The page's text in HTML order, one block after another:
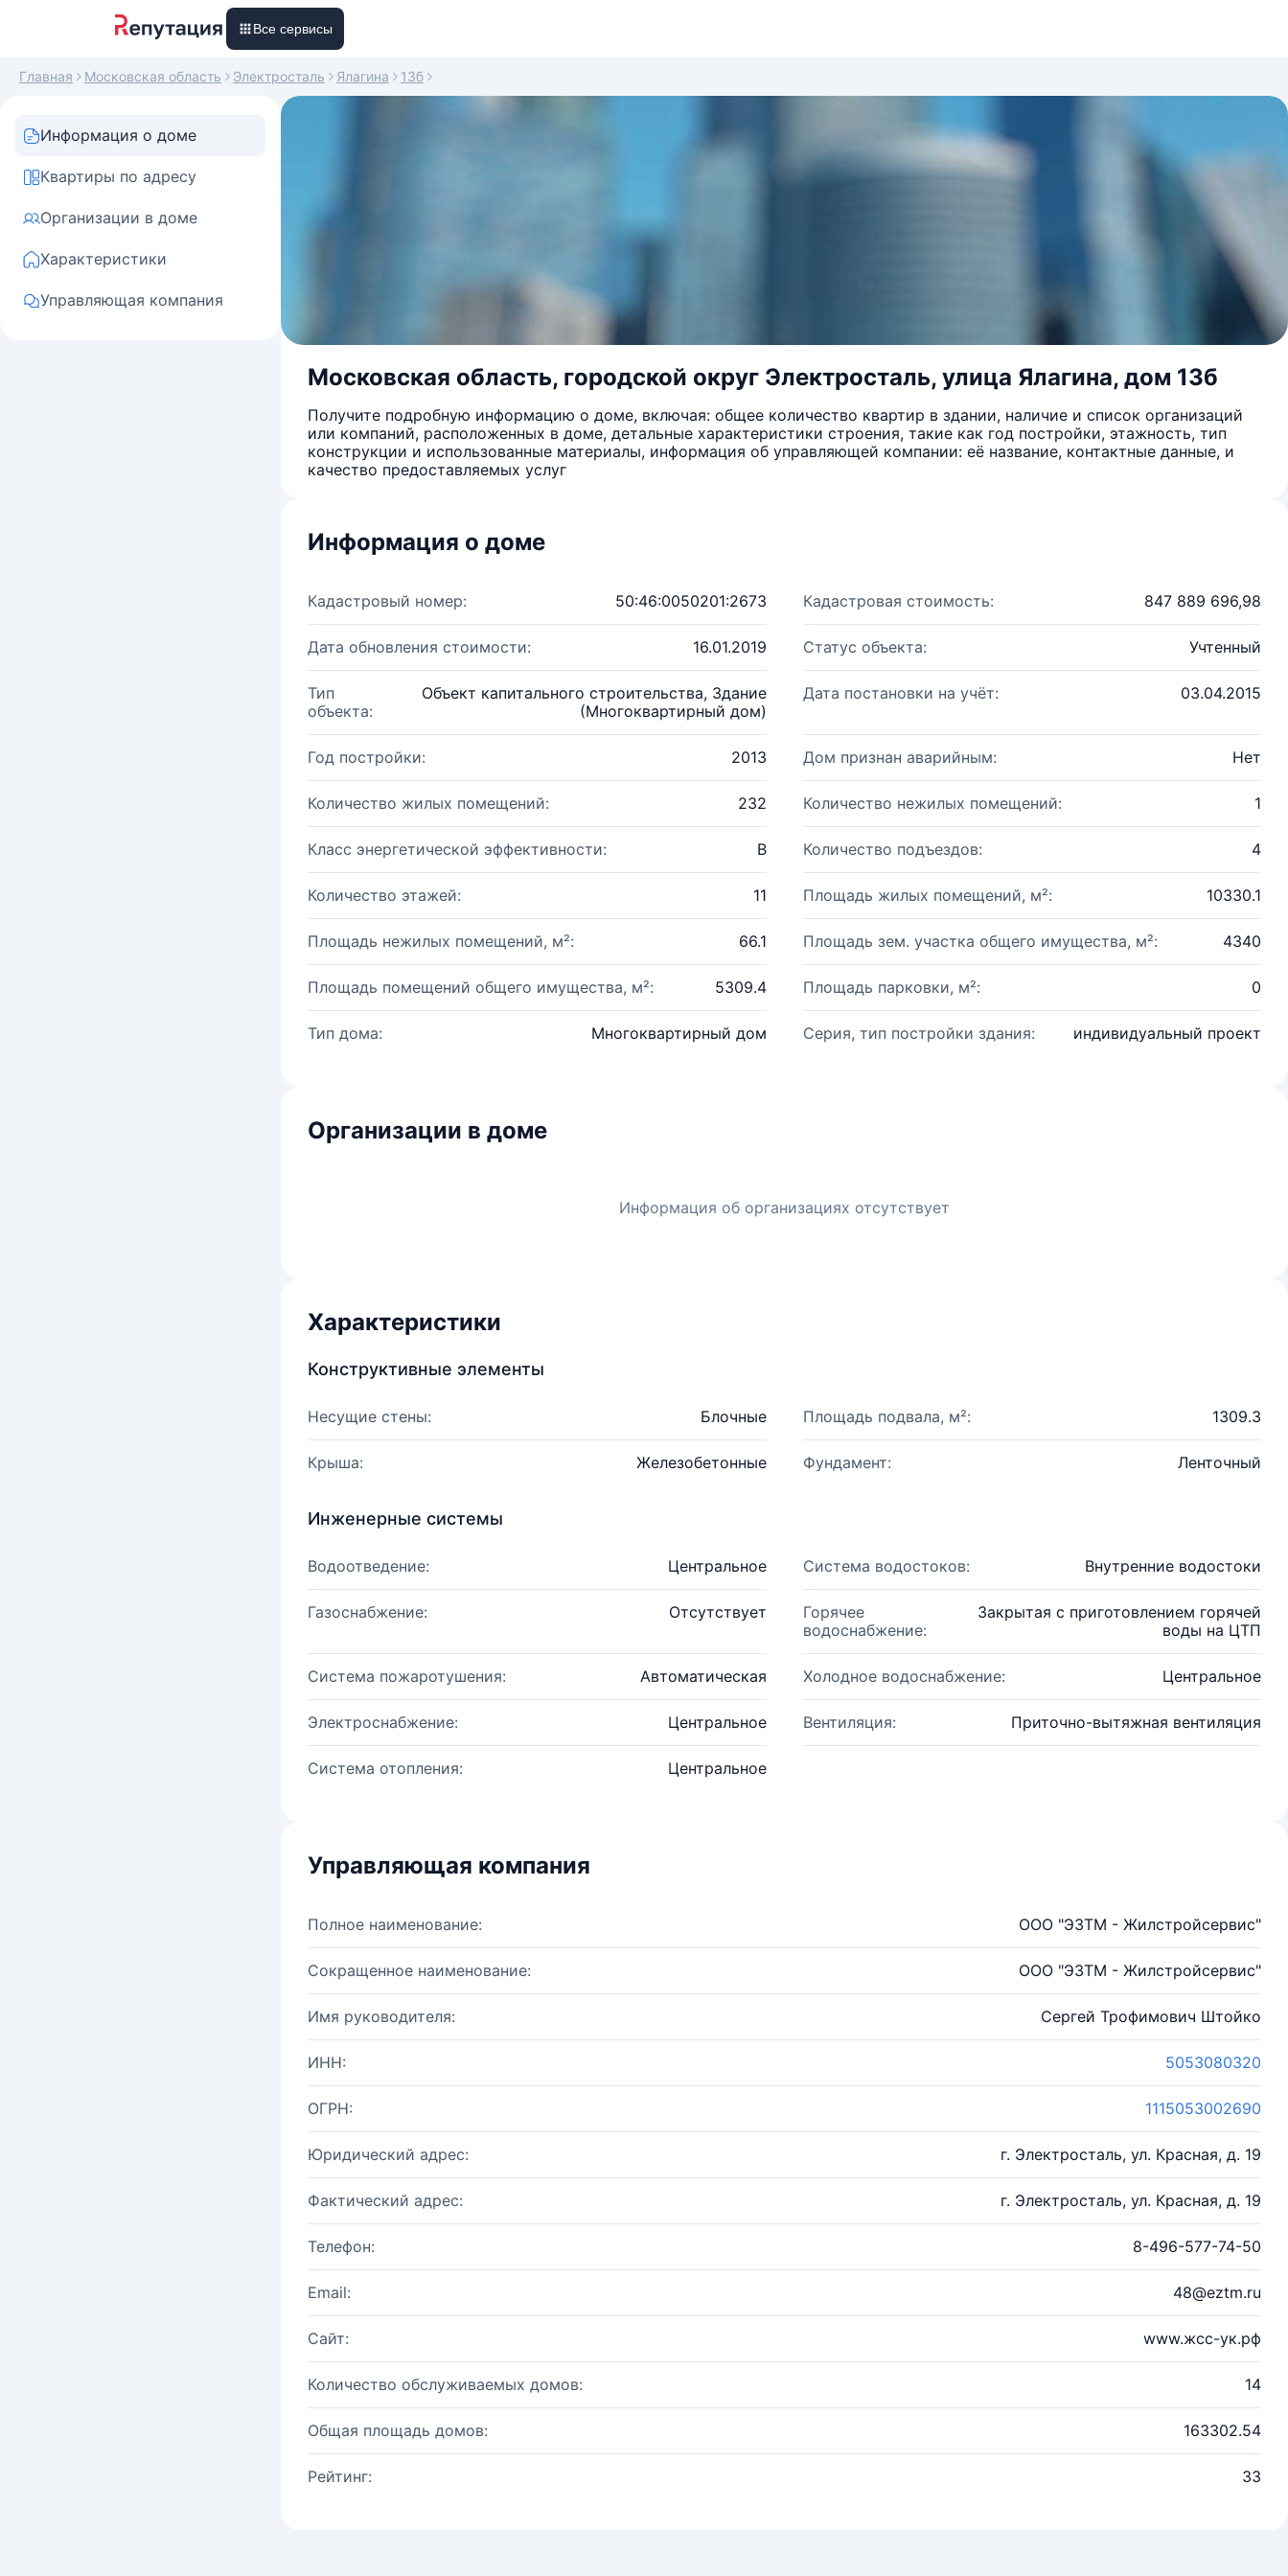
Все сервисы
Главная Московская область Электросталь Ялагина 13б
Информация о доме
Квартиры по адресу
Организации в доме
Характеристики
Управляющая компания
Московская область, городской округ Электросталь, улица Ялагина, дом 13б
Получите подробную информацию о доме, включая: общее количество квартир в здании, наличие и список организаций
или компаний, расположенных в доме, детальные характеристики строения, такие как год постройки, этажность, тип
конструкции и использованные материалы, информация об управляющей компании: её название, контактные данные, и
качество предоставляемых услуг
Информация о доме
Кадастровый номер: 50:46:0050201:2673 Кадастровая стоимость: 847 889 696,98
Дата обновления стоимости: 16.01.2019 Статус объекта: Учтенный
Тип
объекта:
Объект капитального строительства, Здание
(Многоквартирный дом)
Дата постановки на учёт: 03.04.2015
Год постройки: 2013 Дом признан аварийным: Нет
Количество жилых помещений: 232 Количество нежилых помещений: 1
Класс энергетической эффективности: B Количество подъездов: 4
Количество этажей: 11 Площадь жилых помещений, м²: 10330.1
Площадь нежилых помещений, м²: 66.1 Площадь зем. участка общего имущества, м²: 4340
Площадь помещений общего имущества, м²: 5309.4 Площадь парковки, м²: 0
Тип дома: Многоквартирный дом Серия, тип постройки здания: индивидуальный проект
Организации в доме
Информация об организациях отсутствует
Характеристики
Конструктивные элементы
Несущие стены: Блочные Площадь подвала, м²: 1309.3
Крыша: Железобетонные Фундамент: Ленточный
Инженерные системы
Водоотведение: Центральное Система водостоков: Внутренние водостоки
Газоснабжение: Отсутствует
Горячее
водоснабжение:
Закрытая с приготовлением горячей
воды на ЦТП
Система пожаротушения: Автоматическая Холодное водоснабжение: Центральное
Электроснабжение: Центральное Вентиляция: Приточно-вытяжная вентиляция
Система отопления: Центральное
Управляющая компания
Полное наименование: ООО "ЭЗТМ - Жилстройсервиc"
Сокращенное наименование: ООО "ЭЗТМ - Жилстройсервис"
Имя руководителя: Сергей Трофимович Штойко
ИНН: 5053080320
ОГРН: 1115053002690
Юридический адрес: г. Электросталь, ул. Красная, д. 19
Фактический адрес: г. Электросталь, ул. Красная, д. 19
Телефон: 8-496-577-74-50
Email: 48@eztm.ru
Сайт: www.жсс-ук.рф
Количество обслуживаемых домов: 14
Общая площадь домов: 163302.54
Рейтинг: 33